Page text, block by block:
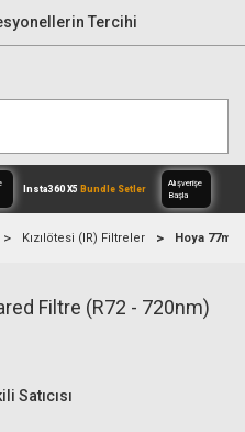
Tercihi
Setler
Alışverişe
Kızılötesi (IR) Filtreler Hoya
Filtre (R72 - 720nm)
Satıcısı